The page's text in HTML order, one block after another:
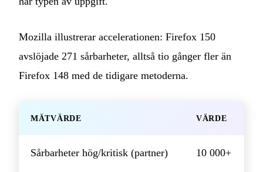
Mozilla illustrerar accelerationen: Firefox 150
avslöjade 271 sårbarheter, alltså tio gånger fler än
Firefox 148 med de tidigare metoderna.
MÄTVÄRDE VÄRDE
Sårbarheter hög/kritisk (partner) 10 000+